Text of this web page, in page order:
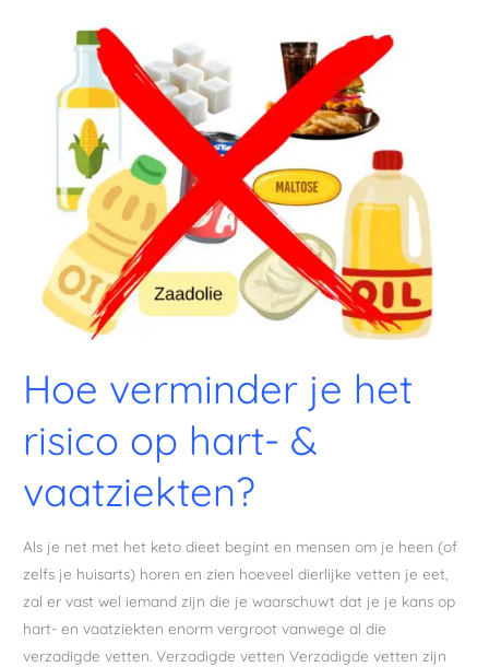
Hoe verminder je het
risico op hart- &
vaatziekten?
Als je net met het keto dieet begint en mensen om je heen (of
zelfs je huisarts) horen en zien hoeveel dierlijke vetten je eet,
zal er vast wel iemand zijn die je waarschuwt dat je je kans op
hart- en vaatziekten enorm vergroot vanwege al die
verzadigde vetten. Verzadigde vetten Verzadigde vetten zijn
verminder
hart-
vaatziekten?